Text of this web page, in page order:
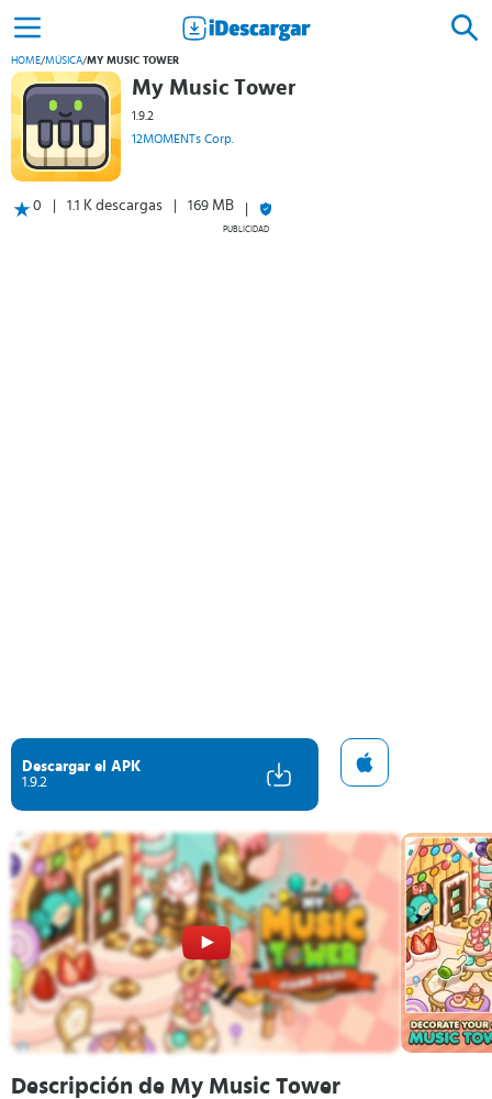
HOME/MÚSICA/MY MUSIC TOWER
My Music Tower
1.9.2
12MOMENTs Corp.
0 1.1 K descargas 169 MB
PUBLICIDAD
Descargar el APK
1.9.2
Descripción de My Music Tower